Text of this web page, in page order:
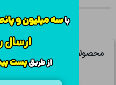
محصولات مرتبط